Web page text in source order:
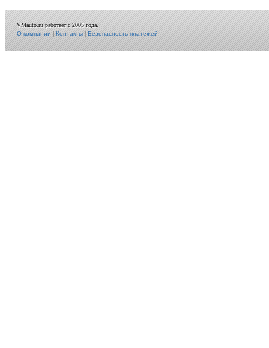
VMauto.ru работает с 2005 года.
О компании|Контакты|Безопасность платежей